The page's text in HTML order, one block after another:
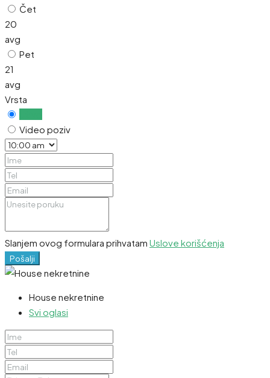
Čet
20
avg
Pet
21
avg
Vrsta
Video poziv
Slanjem ovog formulara prihvatam Uslove korišćenja
Pošalji
House nekretnine
Svi oglasi